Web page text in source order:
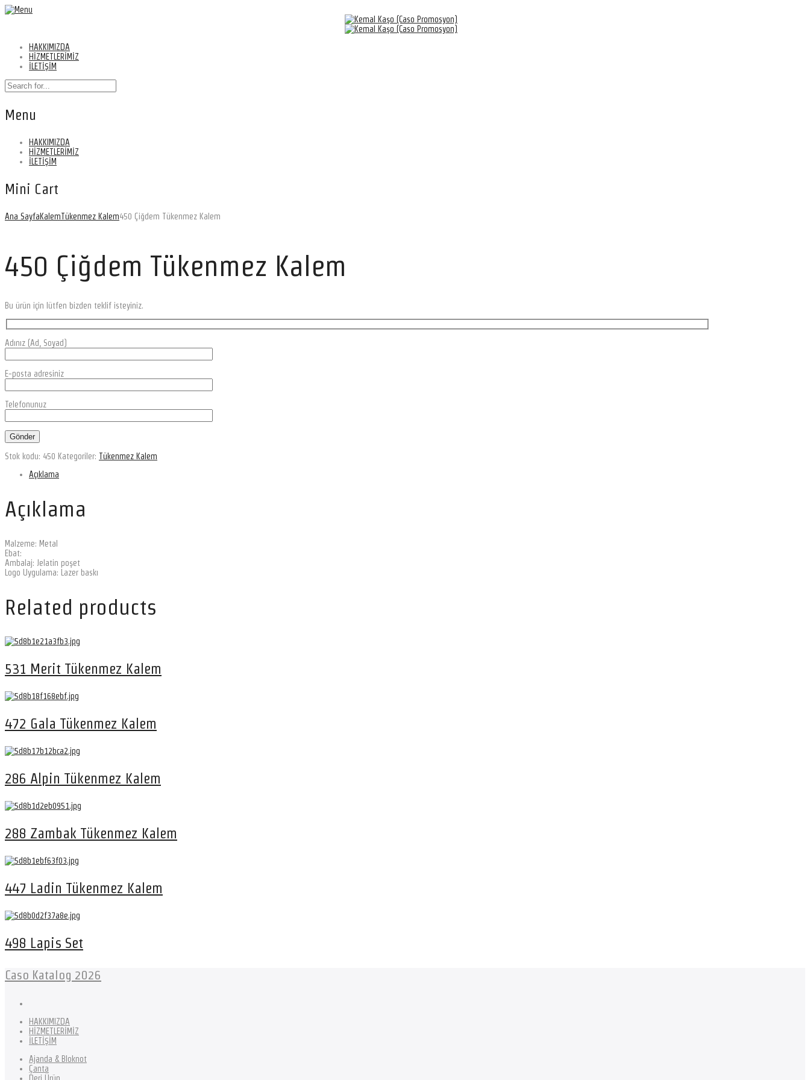
HAKKIMIZDA
HİZMETLERİMİZ
İLETİŞİM
Menu
HAKKIMIZDA
HİZMETLERİMİZ
İLETİŞİM
Mini Cart
Ana SayfaKalemTükenmez Kalem450 Çiğdem Tükenmez Kalem
450 Çiğdem Tükenmez Kalem
Bu ürün için lütfen bizden teklif isteyiniz.
Adınız (Ad, Soyad)
E-posta adresiniz
Telefonunuz
Stok kodu: 450 Kategoriler: Tükenmez Kalem
Açıklama
Açıklama
Malzeme: Metal
Ebat:
Ambalaj: Jelatin poşet
Logo Uygulama: Lazer baskı
Related products
531 Merit Tükenmez Kalem
472 Gala Tükenmez Kalem
286 Alpin Tükenmez Kalem
288 Zambak Tükenmez Kalem
447 Ladin Tükenmez Kalem
498 Lapis Set
Caso Katalog 2026
HAKKIMIZDA
HİZMETLERİMİZ
İLETİŞİM
Ajanda & Bloknot
Çanta